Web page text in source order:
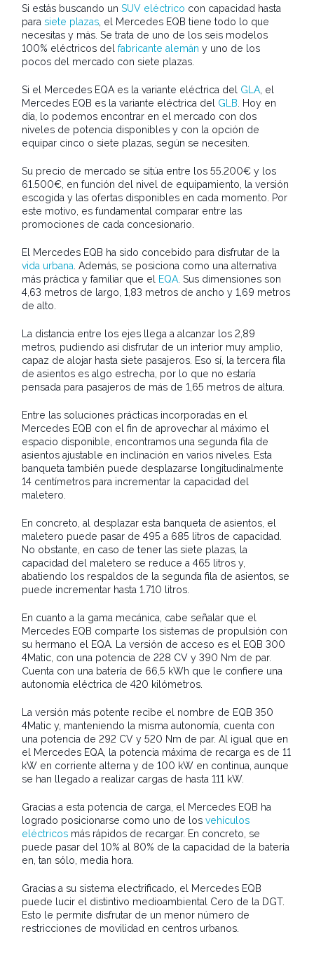
Si estás buscando unSUV eléctrico con capacidad hasta
parasiete plazas, el Mercedes EQB tiene todo lo que
necesitas y más. Se trata de uno de los seis modelos
100% eléctricos delfabricante alemán y uno de los
pocos del mercado con siete plazas.
Si el Mercedes EQA es la variante eléctrica del GLA, el
Mercedes EQB es la variante eléctrica del GLB. Hoy en
día, lo podemos encontrar en el mercado con dos
niveles de potencia disponibles y con la opción de
equipar cinco o siete plazas, según se necesiten.
Su precio de mercado se sitúa entre los 55.200€ y los
61.500€, en función del nivel de equipamiento, la versión
escogida y las ofertas disponibles en cada momento. Por
este motivo, es fundamental comparar entre las
promociones de cada concesionario.
El Mercedes EQB ha sido concebido para disfrutar de la
vida urbana. Además, se posiciona como una alternativa
más práctica y familiar que el EQA. Sus dimensiones son
4,63 metros de largo, 1,83 metros de ancho y 1,69 metros
de alto.
La distancia entre los ejes llega a alcanzar los 2,89
metros, pudiendo así disfrutar de un interior muy amplio,
capaz de alojar hasta siete pasajeros. Eso sí, la tercera fila
de asientos es algo estrecha, por lo que no estaría
pensada para pasajeros de más de 1,65 metros de altura.
Entre las soluciones prácticas incorporadas en el
Mercedes EQB con el fin de aprovechar al máximo el
espacio disponible, encontramos una segunda fila de
asientos ajustable en inclinación en varios niveles. Esta
banqueta también puede desplazarse longitudinalmente
14 centímetros para incrementar la capacidad del
maletero.
En concreto, al desplazar esta banqueta de asientos, el
maletero puede pasar de 495 a 685 litros de capacidad.
No obstante, en caso de tener las siete plazas, la
capacidad del maletero se reduce a 465 litros y,
abatiendo los respaldos de la segunda fila de asientos, se
puede incrementar hasta 1.710 litros.
En cuanto a la gama mecánica, cabe señalar que el
Mercedes EQB comparte los sistemas de propulsión con
su hermano el EQA. La versión de acceso es el EQB 300
4Matic, con una potencia de 228 CV y 390 Nm de par.
Cuenta con una batería de 66,5 kWh que le confiere una
autonomía eléctrica de 420 kilómetros.
La versión más potente recibe el nombre de EQB 350
4Matic y, manteniendo la misma autonomía, cuenta con
una potencia de 292 CV y 520 Nm de par. Al igual que en
el Mercedes EQA, la potencia máxima de recarga es de 11
kW en corriente alterna y de 100 kW en continua, aunque
se han llegado a realizar cargas de hasta 111 kW.
Gracias a esta potencia de carga, el Mercedes EQB ha
logrado posicionarse como uno de losvehículos
eléctricos más rápidos de recargar. En concreto, se
puede pasar del 10% al 80% de la capacidad de la batería
en, tan sólo, media hora.
Gracias a su sistema electrificado, el Mercedes EQB
puede lucir el distintivo medioambiental Cero de la DGT.
Esto le permite disfrutar de un menor número de
restricciones de movilidad en centros urbanos.